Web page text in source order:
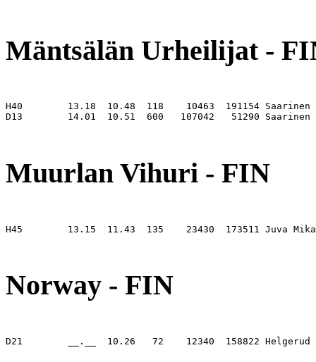
Mäntsälän Urheilijat -
H40        13.18  10.48  118    10463  191154
D13        14.01  10.51  600   107042   51290
Muurlan Vihuri - FIN
H45        13.15  11.43  135    23430  173511
Norway - FIN
D21        __.__  10.26   72    12340  158822